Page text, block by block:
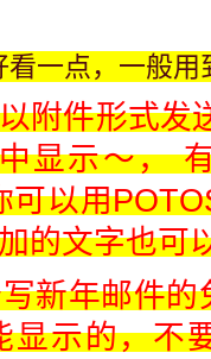
一点，一般
附件形式发
显示～，
以用
的文字也可
新年邮件
显示的，不